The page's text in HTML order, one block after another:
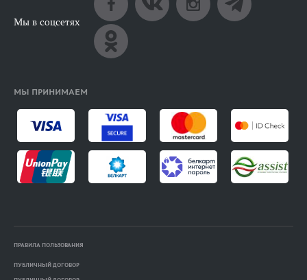
Мы в соцсетях
МЫ ПРИНИМАЕМ
ПРАВИЛА ПОЛЬЗОВАНИЯ
ПУБЛИЧНЫЙ ДОГОВОР